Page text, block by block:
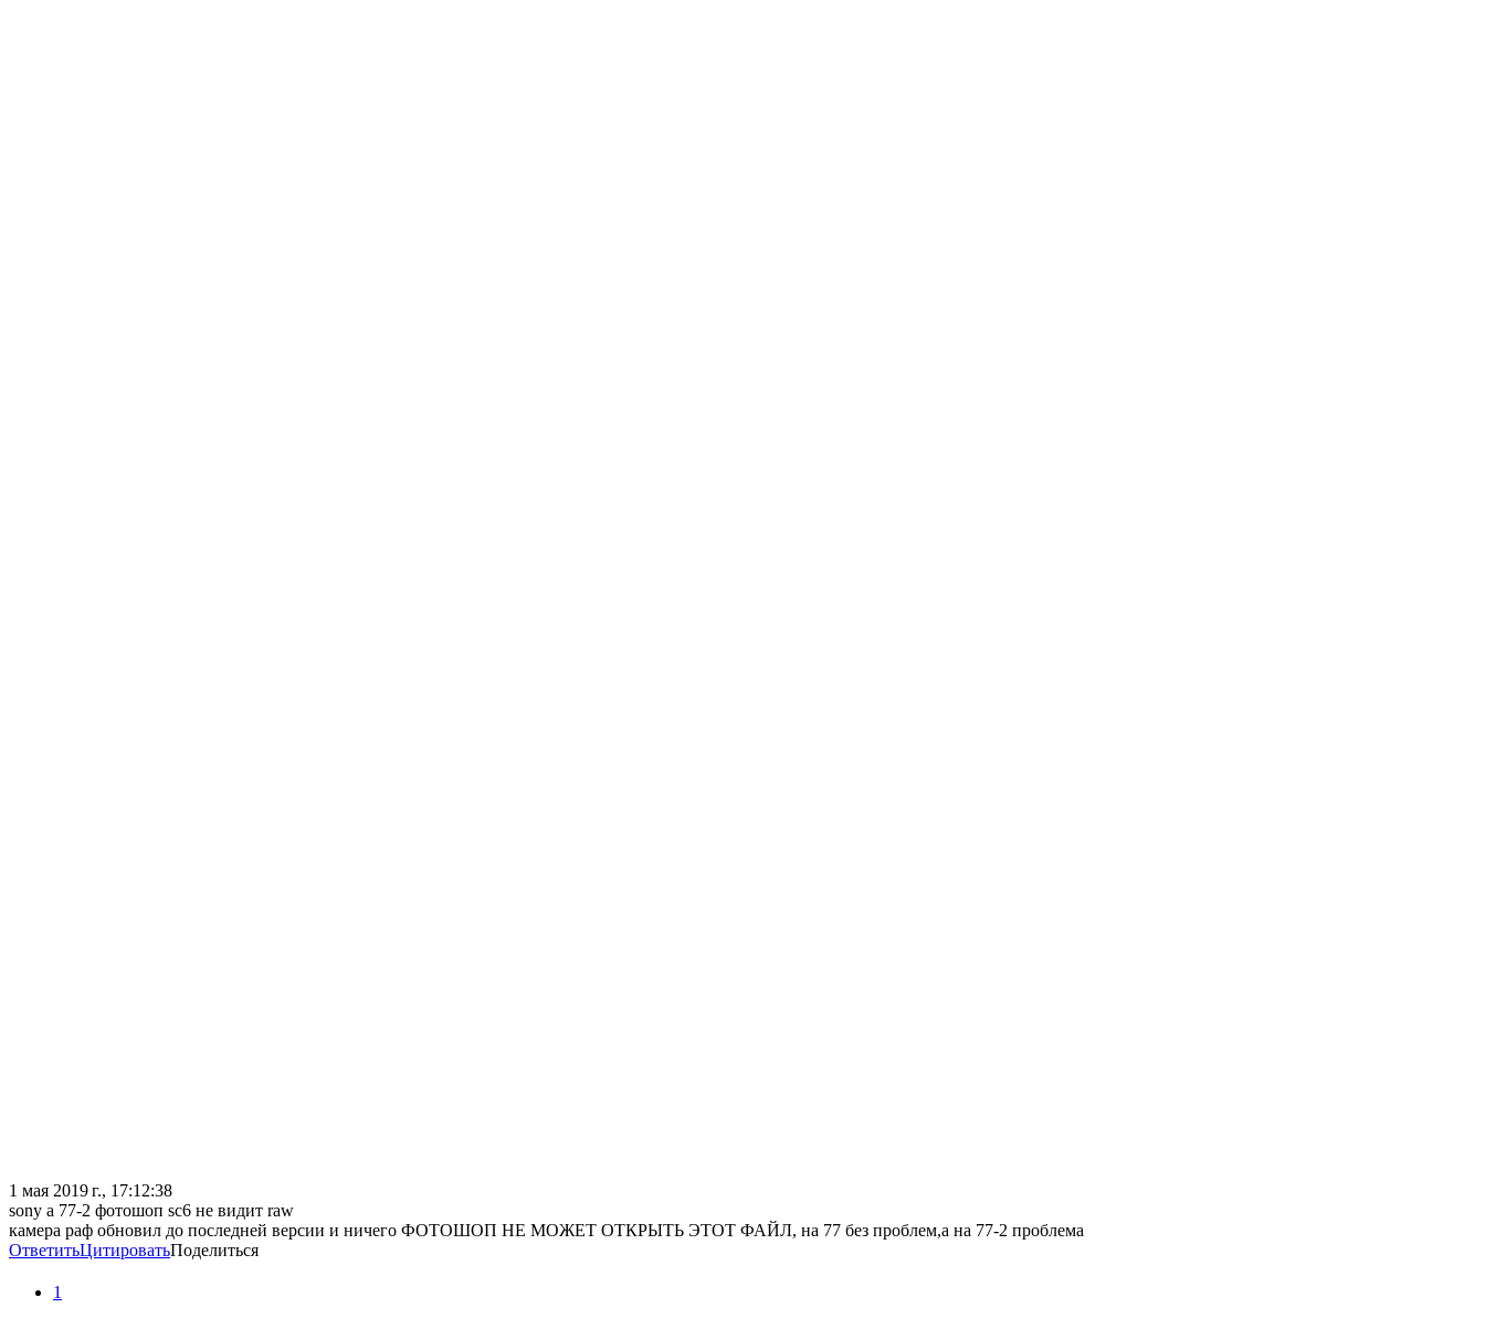
1 мая 2019 г., 17:12:38
sony a 77-2 фотошоп sc6 не видит raw
камера раф обновил до последней версии и ничего ФОТОШОП НЕ МОЖЕТ ОТКРЫТЬ ЭТОТ ФАЙЛ, на 77 без проблем,а на 77-2 проблема
ОтветитьЦитироватьПоделиться
1